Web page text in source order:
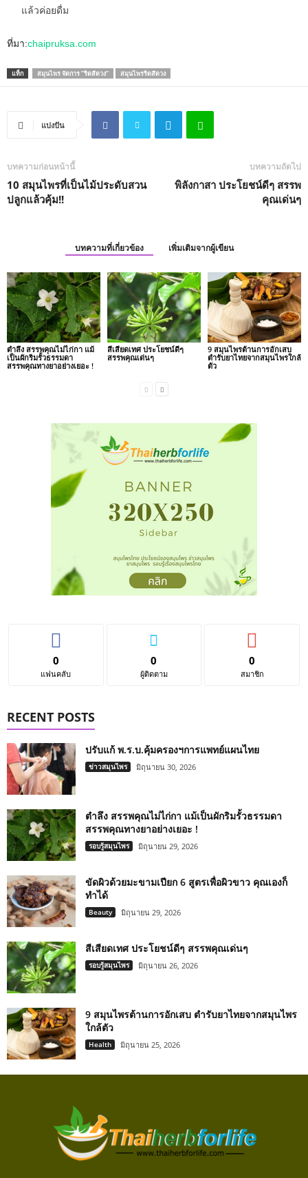
แล้วค่อยดื่ม
ที่มา:chaipruksa.com
แท็ก สมุนไพร จัดการ ”ริดสีดวง” สมุนไพรริดสีดวง
แบ่งปัน
บทความก่อนหน้านี้
10 สมุนไพรที่เป็นไม้ประดับสวน
ปลูกแล้วคุ้ม!!
บทความถัดไป
พิลังกาสา ประโยชน์ดีๆ สรรพ
คุณเด่นๆ
บทความที่เกี่ยวข้อง เพิ่มเติมจากผู้เขียน
ตำลึง สรรพคุณไม่ไก่กา แม้
เป็นผักริมรั้วธรรมดา
สรรพคุณทางยาอย่างเยอะ !
สีเสียดเทศ ประโยชน์ดีๆ
สรรพคุณเด่นๆ
9 สมุนไพรต้านการอักเสบ
ตำรับยาไทยจากสมุนไพรใกล้
ตัว
0
แฟนคลับ
0
ผู้ติดตาม
0
สมาชิก
RECENT POSTS
ปรับแก้ พ.ร.บ.คุ้มครองฯการแพทย์แผนไทย
ข่าวสมุนไพร มิถุนายน 30, 2026
ตำลึง สรรพคุณไม่ไก่กา แม้เป็นผักริมรั้วธรรมดา
สรรพคุณทางยาอย่างเยอะ !
รอบรู้สมุนไพร มิถุนายน 29, 2026
ขัดผิวด้วยมะขามเปียก 6 สูตรเพื่อผิวขาว คุณเองก็
ทำได้
Beauty มิถุนายน 29, 2026
สีเสียดเทศ ประโยชน์ดีๆ สรรพคุณเด่นๆ
รอบรู้สมุนไพร มิถุนายน 26, 2026
9 สมุนไพรต้านการอักเสบ ตำรับยาไทยจากสมุนไพร
ใกล้ตัว
Health มิถุนายน 25, 2026